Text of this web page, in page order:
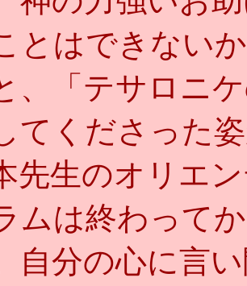
とはできない
、「テサロニ
てくださった
生のオリエ
ムは終わって
自分の心に言